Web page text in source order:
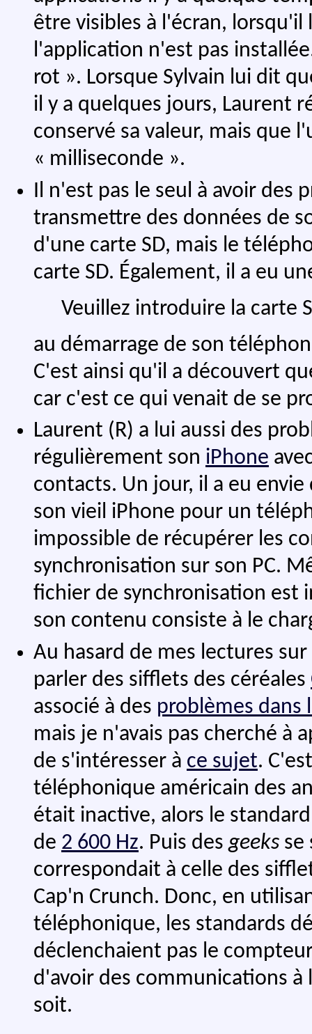
être visibles à l'écran,
l'application n'est pas
rot ». Lorsque Sylvain lui dit
il y a quelques jours, Laurent
conservé sa valeur, mais que
« milliseconde ».
Il n'est pas le seul à avoir des
transmettre des données de
d'une carte SD, mais le
carte SD. Également, il a eu
Veuillez introduire la carte
au démarrage de son
C'est ainsi qu'il a découvert
car c'est ce qui venait de se
Laurent (R) a lui aussi des
régulièrement son iPhone
contacts. Un jour, il a eu
son vieil iPhone pour un
impossible de récupérer les
synchronisation sur son PC.
fichier de synchronisation est
son contenu consiste à le
Au hasard de mes lectures
parler des sifflets des céréales
associé à des problèmes dans
mais je n'avais pas cherché à
de s'intéresser à ce sujet.
téléphonique américain des
était inactive, alors le
de 2 600 Hz. Puis desgeeks se
correspondait à celle des
Cap'n Crunch. Donc, en
téléphonique, les standards
déclenchaient pas le
d'avoir des communications à
soit.